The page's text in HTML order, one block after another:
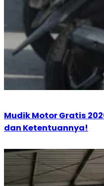
Mudik Motor Gratis
dan Ketentuannya!